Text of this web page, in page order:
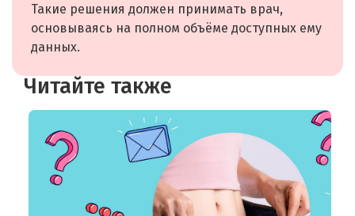
Такие решения должен принимать врач,
основываясь на полном объёме доступных ему
данных.
Читайте также